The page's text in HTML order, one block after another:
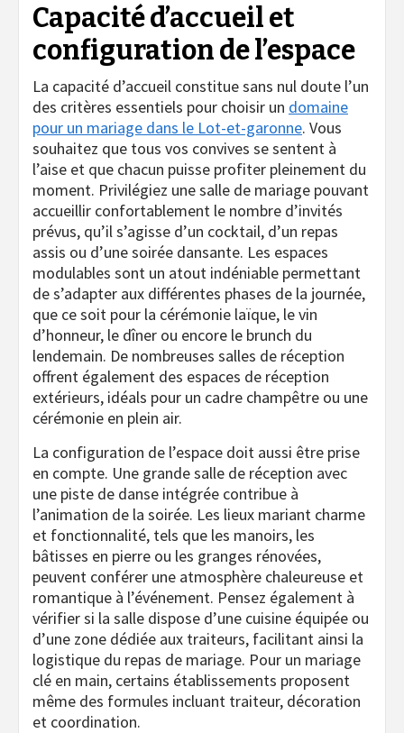
Capacité d’accueil et
configuration de l’espace
La capacité d’accueil constitue sans nul doute l’un
des critères essentiels pour choisir un domaine
pour un mariage dans le Lot-et-garonne. Vous
souhaitez que tous vos convives se sentent à
l’aise et que chacun puisse profiter pleinement du
moment. Privilégiez une salle de mariage pouvant
accueillir confortablement le nombre d’invités
prévus, qu’il s’agisse d’un cocktail, d’un repas
assis ou d’une soirée dansante. Les espaces
modulables sont un atout indéniable permettant
de s’adapter aux différentes phases de la journée,
que ce soit pour la cérémonie laïque, le vin
d’honneur, le dîner ou encore le brunch du
lendemain. De nombreuses salles de réception
offrent également des espaces de réception
extérieurs, idéals pour un cadre champêtre ou une
cérémonie en plein air.
La configuration de l’espace doit aussi être prise
en compte. Une grande salle de réception avec
une piste de danse intégrée contribue à
l’animation de la soirée. Les lieux mariant charme
et fonctionnalité, tels que les manoirs, les
bâtisses en pierre ou les granges rénovées,
peuvent conférer une atmosphère chaleureuse et
romantique à l’événement. Pensez également à
vérifier si la salle dispose d’une cuisine équipée ou
d’une zone dédiée aux traiteurs, facilitant ainsi la
logistique du repas de mariage. Pour un mariage
clé en main, certains établissements proposent
même des formules incluant traiteur, décoration
et coordination.